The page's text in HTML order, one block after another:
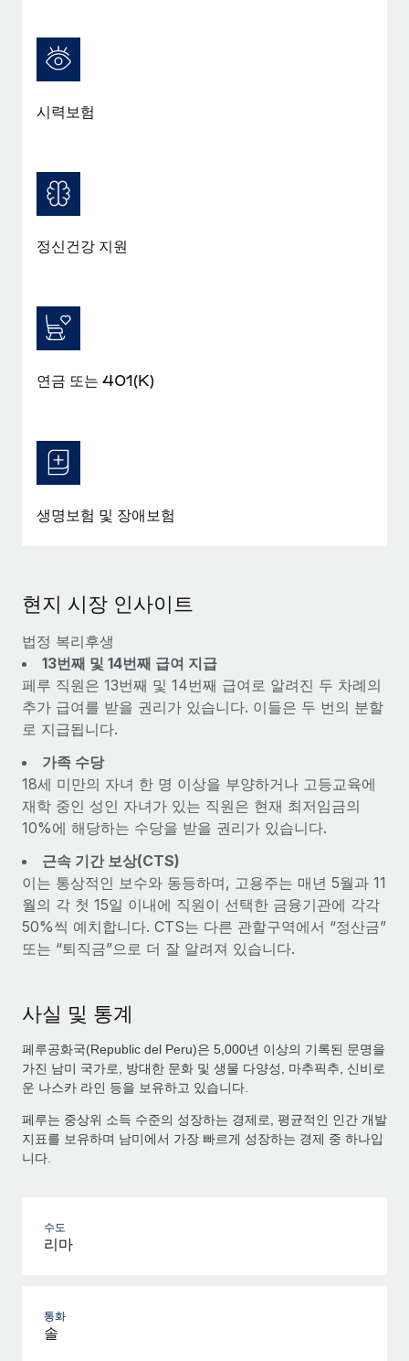
시력보험
정신건강 지원
연금 또는 401(K)
생명보험 및 장애보험
현지 시장 인사이트
법정 복리후생
13번째 및 14번째 급여 지급
페루 직원은 13번째 및 14번째 급여로 알려진 두 차례의
추가 급여를 받을 권리가 있습니다. 이들은 두 번의 분할
로 지급됩니다.
가족 수당
18세 미만의 자녀 한 명 이상을 부양하거나 고등교육에
재학 중인 성인 자녀가 있는 직원은 현재 최저임금의
10%에 해당하는 수당을 받을 권리가 있습니다.
근속 기간 보상(CTS)
이는 통상적인 보수와 동등하며, 고용주는 매년 5월과 11
월의 각 첫 15일 이내에 직원이 선택한 금융기관에 각각
50%씩 예치합니다. CTS는 다른 관할구역에서 “정산금”
또는 “퇴직금”으로 더 잘 알려져 있습니다.
사실 및 통계
페루공화국(Republic del Peru)은 5,000년 이상의 기록된 문명을
가진 남미 국가로, 방대한 문화 및 생물 다양성, 마추픽추, 신비로
운 나스카 라인 등을 보유하고 있습니다.
페루는 중상위 소득 수준의 성장하는 경제로, 평균적인 인간 개발
지표를 보유하며 남미에서 가장 빠르게 성장하는 경제 중 하나입
니다.
수도
리마
통화
솔